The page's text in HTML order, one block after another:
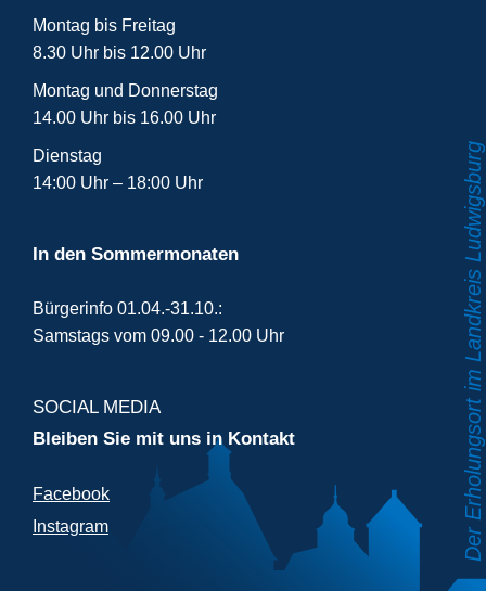
Montag bis Freitag
8.30 Uhr bis 12.00 Uhr
Montag und Donnerstag
14.00 Uhr bis 16.00 Uhr
Dienstag
14:00 Uhr – 18:00 Uhr
In den Sommermonaten
Bürgerinfo 01.04.-31.10.:
Samstags vom 09.00 - 12.00 Uhr
SOCIAL MEDIA
Bleiben Sie mit uns in Kontakt
Facebook
Instagram